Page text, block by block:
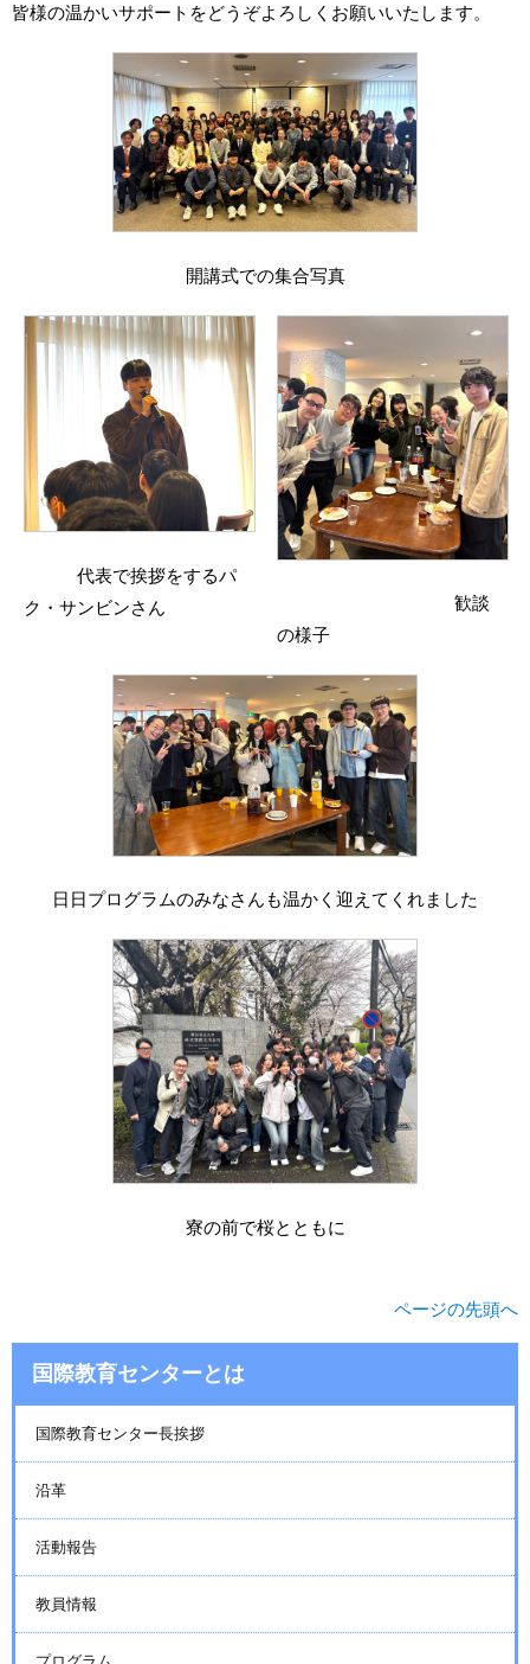
皆様の温かいサポートをどうぞよろしくお願いいたします。
開講式での集合写真
代表で挨拶をするパ
ク・サンビンさん
歓談
の様子
日日プログラムのみなさんも温かく迎えてくれました
寮の前で桜とともに
ページの先頭へ
国際教育センターとは
国際教育センター長挨拶
沿革
活動報告
教員情報